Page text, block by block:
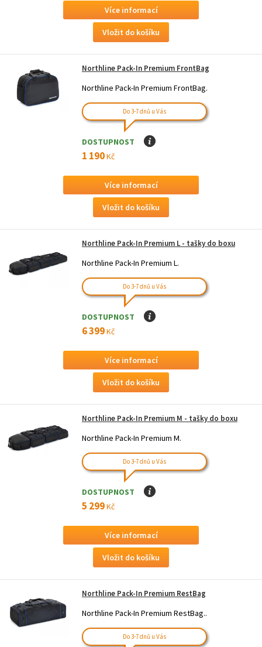
Více informací
Northline Pack-In Premium FrontBag
Northline Pack-In Premium FrontBag.
Do 3-7 dnů u Vás
DOSTUPNOST I
1 190Kč
Více informací
Northline Pack-In Premium L - tašky do boxu
Northline Pack-In Premium L.
Do 3-7 dnů u Vás
DOSTUPNOST I
6 399Kč
Více informací
Northline Pack-In Premium M - tašky do boxu
Northline Pack-In Premium M.
Do 3-7 dnů u Vás
DOSTUPNOST I
5 299Kč
Více informací
Northline Pack-In Premium RestBag
Northline Pack-In Premium RestBag..
Do 3-7 dnů u Vás